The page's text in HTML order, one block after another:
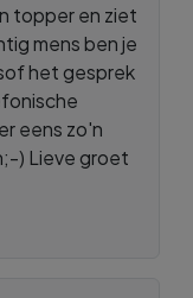
topper en ziet
mens ben je
het gesprek
eens zo'n
) Lieve groet